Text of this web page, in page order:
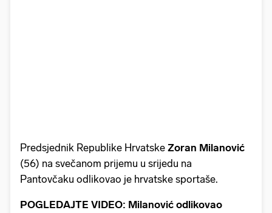
Predsjednik Republike Hrvatske Zoran Milanović
(56) na svečanom prijemu u srijedu na
Pantovčaku odlikovao je hrvatske sportaše.
POGLEDAJTE VIDEO: Milanović odlikovao